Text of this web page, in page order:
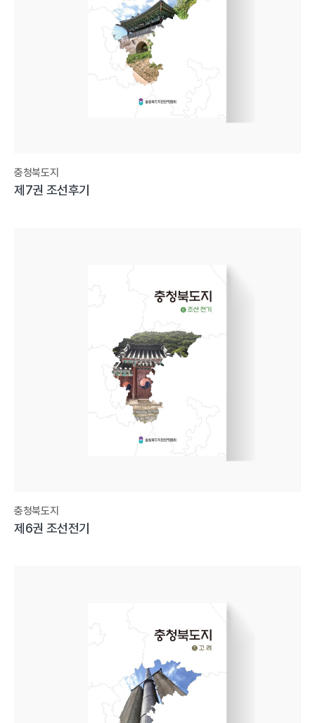
충청북도지
제7권 조선후기
충청북도지
제6권 조선전기